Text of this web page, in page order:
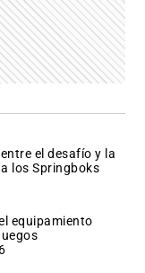
el desafío y la
los Springboks
equipamiento